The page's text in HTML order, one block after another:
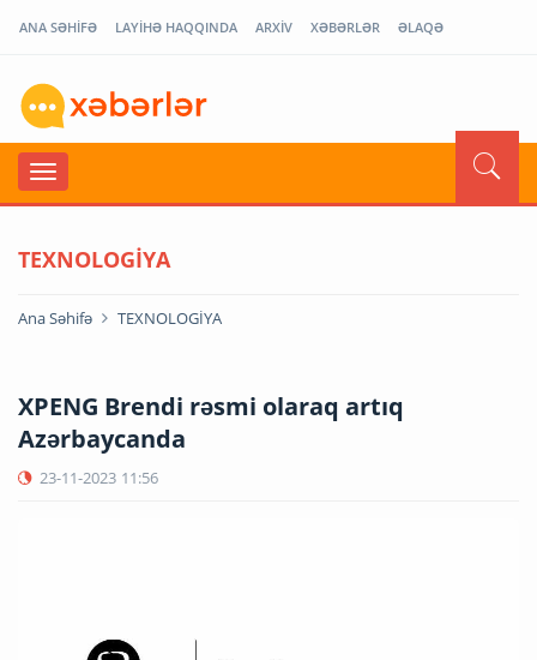
ANA SƏHİFƏ LAYİHƏ HAQQINDA ARXİV XƏBƏRLƏR ƏLAQƏ
TEXNOLOGİYA
Ana Səhifə TEXNOLOGİYA
XPENG Brendi rəsmi olaraq artıq
Azərbaycanda
23-11-2023 11:56